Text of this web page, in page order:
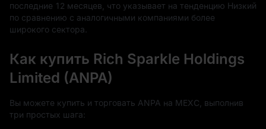
последние 12 месяцев, что указывает на тенденцию Низкий
по сравнению с аналогичными компаниями более
широкого сектора.
Как купить Rich Sparkle Holdings
Limited (ANPA)
Вы можете купить и торговать ANPA на MEXC, выполнив
три простых шага: